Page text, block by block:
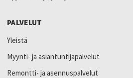
PALVELUT
Yleistä
Myynti- ja asiantuntijapalvelut
Remontti- ja asennuspalvelut